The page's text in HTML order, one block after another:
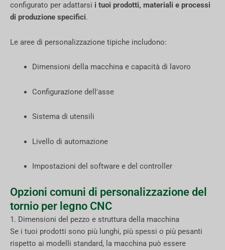
configurato per adattarsi i tuoi prodotti, materiali e processi
di produzione specifici.
Le aree di personalizzazione tipiche includono:
Dimensioni della macchina e capacità di lavoro
Configurazione dell'asse
Sistema di utensili
Livello di automazione
Impostazioni del software e del controller
Opzioni comuni di personalizzazione del
tornio per legno CNC
1. Dimensioni del pezzo e struttura della macchina
Se i tuoi prodotti sono più lunghi, più spessi o più pesanti
rispetto ai modelli standard, la macchina può essere